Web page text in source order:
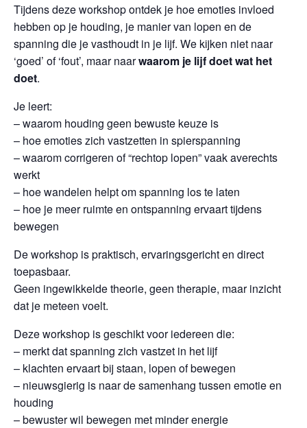
Tijdens deze workshop ontdek je hoe emoties invloed
hebben op je houding, je manier van lopen en de
spanning die je vasthoudt in je lijf. We kijken niet naar
‘goed’ of ‘fout’, maar naarwaarom je lijf doet wat het
doet.
Je leert:
– waarom houding geen bewuste keuze is
– hoe emoties zich vastzetten in spierspanning
– waarom corrigeren of “rechtop lopen” vaak averechts
werkt
– hoe wandelen helpt om spanning los te laten
– hoe je meer ruimte en ontspanning ervaart tijdens
bewegen
De workshop is praktisch, ervaringsgericht en direct
toepasbaar.
Geen ingewikkelde theorie, geen therapie, maar inzicht
dat je meteen voelt.
Deze workshop is geschikt voor iedereen die:
– merkt dat spanning zich vastzet in het lijf
– klachten ervaart bij staan, lopen of bewegen
– nieuwsgierig is naar de samenhang tussen emotie en
houding
– bewuster wil bewegen met minder energie